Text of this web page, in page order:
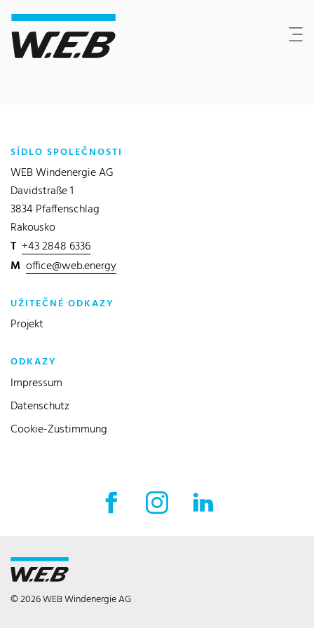
Content Area
Hledat
Main navigation
Sídlo společnosti
Footer
SÍDLO SPOLEČNOSTI
WEB Windenergie AG
Davidstraße 1
3834 Pfaffenschlag
Rakousko
T +43 2848 6336
M office@web.energy
UŽITEČNÉ ODKAZY
Projekt
ODKAZY
Impressum
Datenschutz
Cookie-Zustimmung
© 2026 WEB Windenergie AG